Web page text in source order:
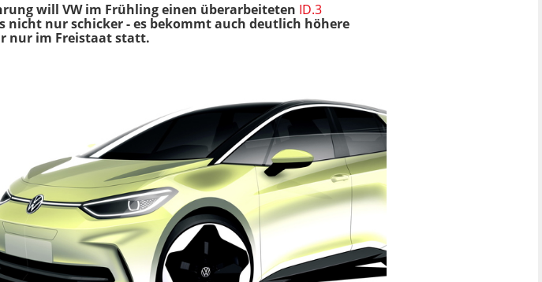
will VW im Frühling einen überarbeiteten ID.3
nicht nur schicker - es bekommt auch deutlich höhere
nur im Freistaat statt.